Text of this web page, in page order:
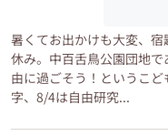
暑くてお出かけも大変、
休み。中百舌鳥公園団地
由に過ごそう！というこ
字、8/4は自由研究...